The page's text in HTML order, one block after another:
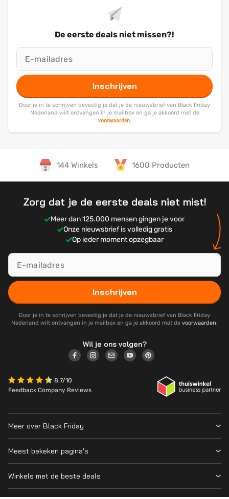
De eerste deals niet missen?!
Inschrijven
Door je in te schrijven bevestig je dat je de nieuwsbrief van Black Friday
Nederland wilt ontvangen in je mailbox en ga je akkoord met de
voorwaarden.
144 Winkels 1600 Producten
Zorg dat je de eerste deals niet mist!
Meer dan 125.000 mensen gingen je voor
Onze nieuwsbrief is volledig gratis
Op ieder moment opzegbaar
Inschrijven
Door je in te schrijven bevestig je dat je de nieuwsbrief van Black Friday
Nederland wilt ontvangen in je mailbox en ga je akkoord met de voorwaarden.
Wil je ons volgen?
8.7/10
Feedback Company Reviews
Meer over Black Friday
Wanneer is Black Friday?
Cyber Monday 2026
Over ons
Meest bekeken pagina's
Prijsvergelijker
Winkels met de beste deals